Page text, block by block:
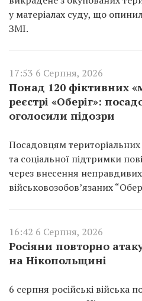
у матеріалах суду, що
ЗМІ.
17:53 6 Серпня, 2026
Понад 120 фіктивних
реєстрі «Оберіг»:
оголосили підозри
Посадовцям
та соціальної підтримки
через внесення
військовозобов’язаних
16:42 6 Серпня, 2026
Росіяни повторно
на Нікопольщині
6 серпня російські війська